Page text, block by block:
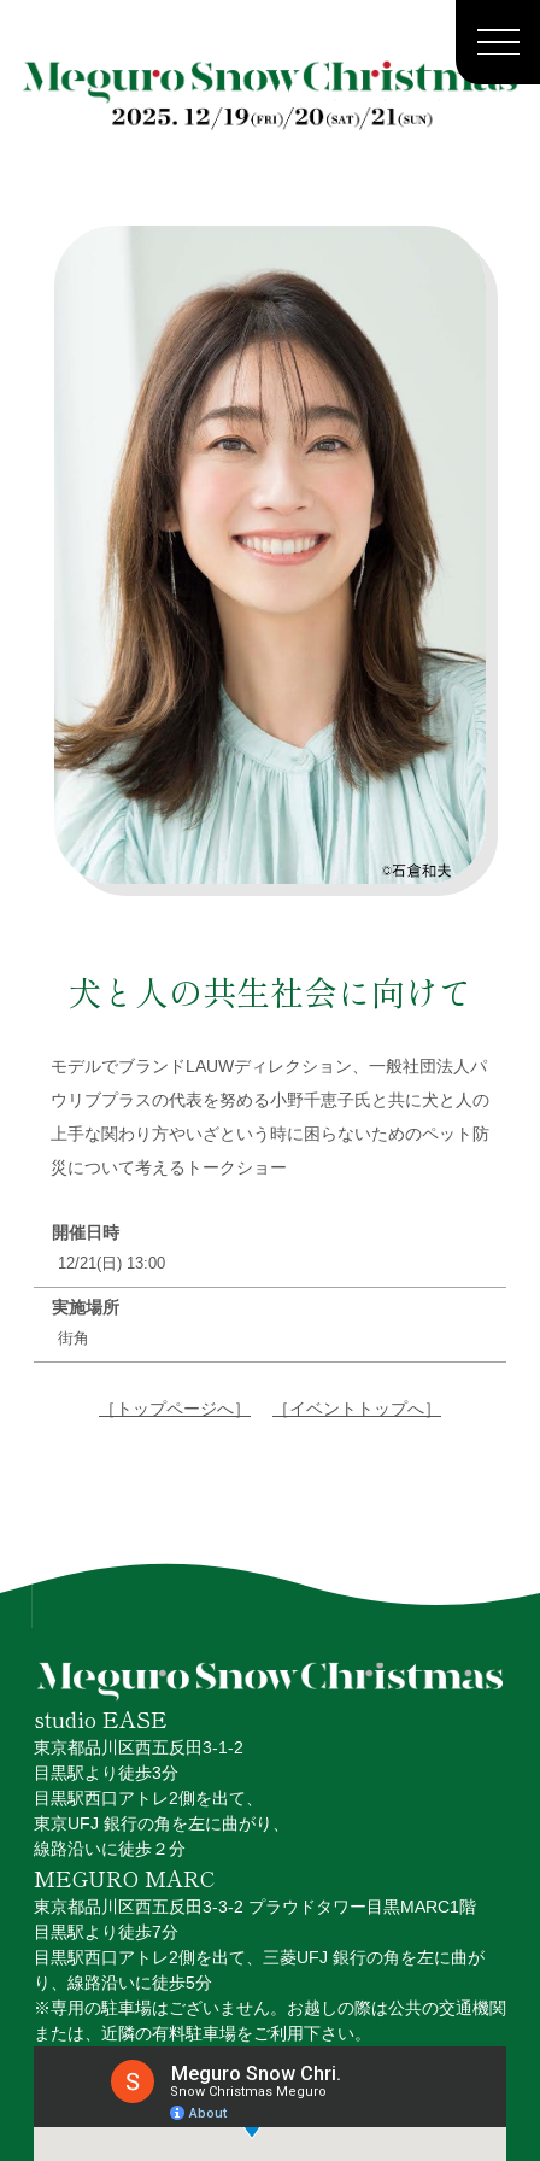
犬と人の共生社会に向けて
モデルでブランドLAUWディレクション、一般社団法人パ
ウリブプラスの代表を努める小野千恵子氏と共に犬と人の
上手な関わり方やいざという時に困らないためのペット防
災について考えるトークショー
開催日時
12/21(日) 13:00
実施場所
街角
［トップページへ］ ［イベントトップへ］
studio EASE
東京都品川区西五反田3-1-2
目黒駅より徒歩3分
目黒駅西口アトレ2側を出て、
東京UFJ 銀行の角を左に曲がり、
線路沿いに徒歩２分
MEGURO MARC
東京都品川区⻄五反田3-3-2 プラウドタワー目黒MARC1階
目黒駅より徒歩7分
目黒駅西口アトレ2側を出て、三菱UFJ 銀行の角を左に曲が
り、線路沿いに徒歩5分
※専用の駐車場はございません。お越しの際は公共の交通機関
または、近隣の有料駐車場をご利用下さい。